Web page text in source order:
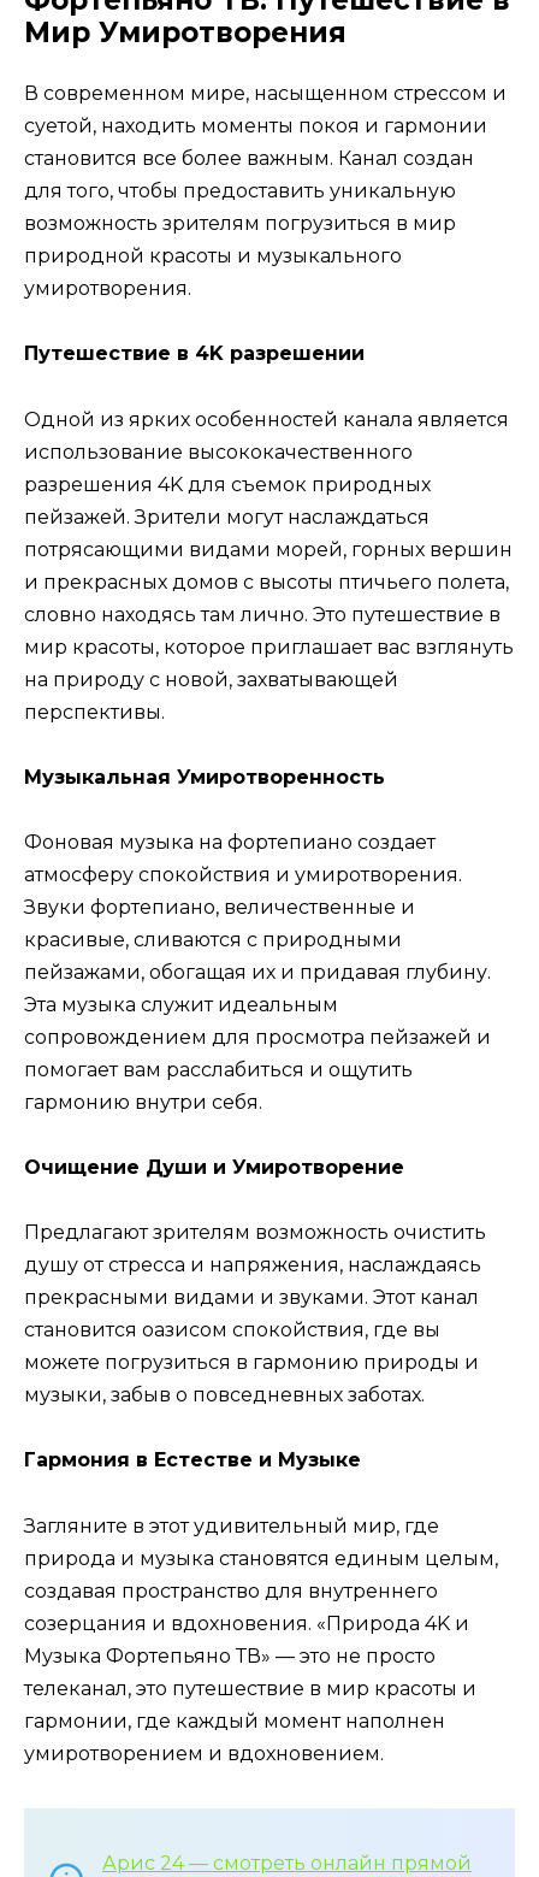
Мир Умиротворения
В современном мире, насыщенном стрессом и
суетой, находить моменты покоя и гармонии
становится все более важным. Канал создан
для того, чтобы предоставить уникальную
возможность зрителям погрузиться в мир
природной красоты и музыкального
умиротворения.
Путешествие в 4K разрешении
Одной из ярких особенностей канала является
использование высококачественного
разрешения 4K для съемок природных
пейзажей. Зрители могут наслаждаться
потрясающими видами морей, горных вершин
и прекрасных домов с высоты птичьего полета,
словно находясь там лично. Это путешествие в
мир красоты, которое приглашает вас взглянуть
на природу с новой, захватывающей
перспективы.
Музыкальная Умиротворенность
Фоновая музыка на фортепиано создает
атмосферу спокойствия и умиротворения.
Звуки фортепиано, величественные и
красивые, сливаются с природными
пейзажами, обогащая их и придавая глубину.
Эта музыка служит идеальным
сопровождением для просмотра пейзажей и
помогает вам расслабиться и ощутить
гармонию внутри себя.
Очищение Души и Умиротворение
Предлагают зрителям возможность очистить
душу от стресса и напряжения, наслаждаясь
прекрасными видами и звуками. Этот канал
становится оазисом спокойствия, где вы
можете погрузиться в гармонию природы и
музыки, забыв о повседневных заботах.
Гармония в Естестве и Музыке
Загляните в этот удивительный мир, где
природа и музыка становятся единым целым,
создавая пространство для внутреннего
созерцания и вдохновения. «Природа 4K и
Музыка Фортепьяно ТВ» — это не просто
телеканал, это путешествие в мир красоты и
гармонии, где каждый момент наполнен
умиротворением и вдохновением.
Арис 24 — смотреть онлайн прямой